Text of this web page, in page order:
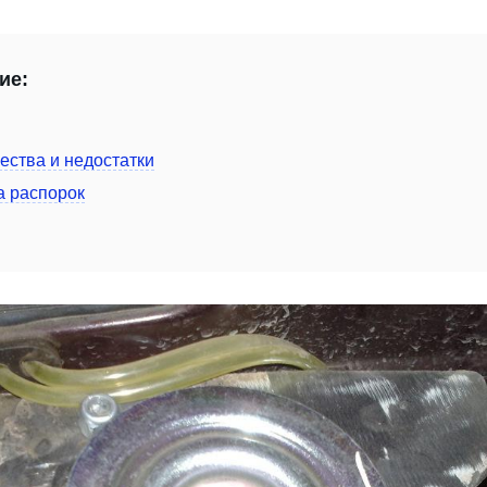
и недостатки
распорок